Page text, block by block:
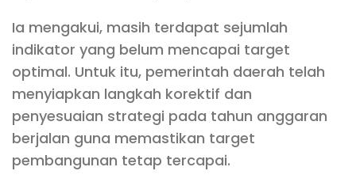
Ia mengakui, masih terdapat sejumlah
indikator yang belum mencapai target
optimal. Untuk itu, pemerintah daerah telah
menyiapkan langkah korektif dan
penyesuaian strategi pada tahun anggaran
berjalan guna memastikan target
pembangunan tetap tercapai.